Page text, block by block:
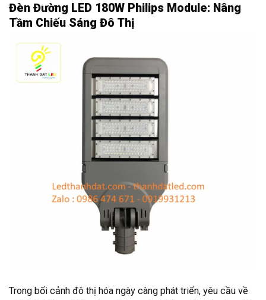
Đèn Đường LED 180W Philips Module: Nâng
Tầm Chiếu Sáng Đô Thị
Trong bối cảnh đô thị hóa ngày càng phát triển, yêu cầu về